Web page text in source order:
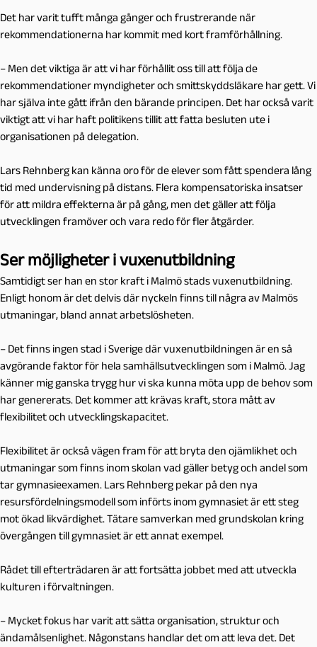
Det har varit tufft många gånger och frustrerande när
rekommendationerna har kommit med kort framförhållning.
– Men det viktiga är att vi har förhållit oss till att följa de
rekommendationer myndigheter och smittskyddsläkare har gett. Vi
har själva inte gått ifrån den bärande principen. Det har också varit
viktigt att vi har haft politikens tillit att fatta besluten ute i
organisationen på delegation.
Lars Rehnberg kan känna oro för de elever som fått spendera lång
tid med undervisning på distans. Flera kompensatoriska insatser
för att mildra effekterna är på gång, men det gäller att följa
utvecklingen framöver och vara redo för fler åtgärder.
Ser möjligheter i vuxenutbildning
Samtidigt ser han en stor kraft i Malmö stads vuxenutbildning.
Enligt honom är det delvis där nyckeln finns till några av Malmös
utmaningar, bland annat arbetslösheten.
– Det finns ingen stad i Sverige där vuxenutbildningen är en så
avgörande faktor för hela samhällsutvecklingen som i Malmö. Jag
känner mig ganska trygg hur vi ska kunna möta upp de behov som
har genererats. Det kommer att krävas kraft, stora mått av
flexibilitet och utvecklingskapacitet.
Flexibilitet är också vägen fram för att bryta den ojämlikhet och
utmaningar som finns inom skolan vad gäller betyg och andel som
tar gymnasieexamen. Lars Rehnberg pekar på den nya
resursfördelningsmodell som införts inom gymnasiet är ett steg
mot ökad likvärdighet. Tätare samverkan med grundskolan kring
övergången till gymnasiet är ett annat exempel.
Rådet till efterträdaren är att fortsätta jobbet med att utveckla
kulturen i förvaltningen.
– Mycket fokus har varit att sätta organisation, struktur och
ändamålsenlighet. Någonstans handlar det om att leva det. Det